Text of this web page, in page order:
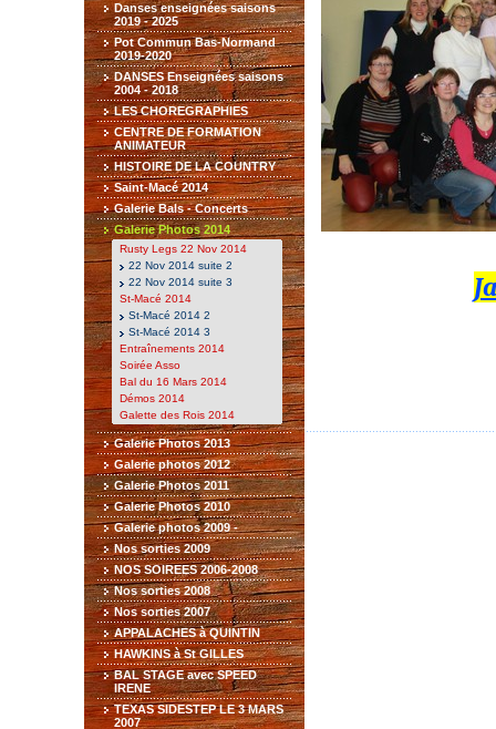
Danses enseignées saisons
2019 - 2025
Pot Commun Bas-Normand
2019-2020
DANSES Enseignées saisons
2004 - 2018
LES CHOREGRAPHIES
CENTRE DE FORMATION
ANIMATEUR
HISTOIRE DE LA COUNTRY
Saint-Macé 2014
Galerie Bals - Concerts
Galerie Photos 2014
Rusty Legs 22 Nov 2014
22 Nov 2014 suite 2
22 Nov 2014 suite 3
St-Macé 2014
St-Macé 2014 2
St-Macé 2014 3
Entraînements 2014
Soirée Asso
Bal du 16 Mars 2014
Démos 2014
Galette des Rois 2014
Galerie Photos 2013
Galerie photos 2012
Galerie Photos 2011
Galerie Photos 2010
Galerie photos 2009 -
Nos sorties 2009
NOS SOIREES 2006-2008
Nos sorties 2008
Nos sorties 2007
APPALACHES à QUINTIN
HAWKINS à St GILLES
BAL STAGE avec SPEED
IRENE
TEXAS SIDESTEP LE 3 MARS
2007